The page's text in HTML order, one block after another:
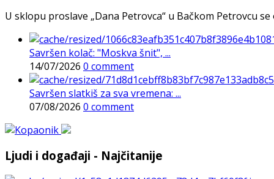
U sklopu proslave „Dana Petrovca“ u Bačkom Petrovcu
Savršen kolač: "Moskva šnit", ...
14/07/2026 0 comment
Savršen slatkiš za sva vremena: ...
07/08/2026 0 comment
Ljudi i događaji - Najčitanije